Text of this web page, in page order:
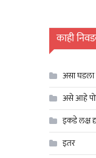
काही
असा घडला
असे आहे
इकडे लक्ष
इतर